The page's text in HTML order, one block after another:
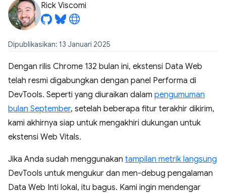
Rick Viscomi
Dipublikasikan: 13 Januari 2025
Dengan rilis Chrome 132 bulan ini, ekstensi Data Web
telah resmi digabungkan dengan panel Performa di
DevTools. Seperti yang diuraikan dalam pengumuman
bulan September, setelah beberapa fitur terakhir dikirim,
kami akhirnya siap untuk mengakhiri dukungan untuk
ekstensi Web Vitals.
Jika Anda sudah menggunakan tampilan metrik langsung
DevTools untuk mengukur dan men-debug pengalaman
Data Web Inti lokal, itu bagus. Kami ingin mendengar